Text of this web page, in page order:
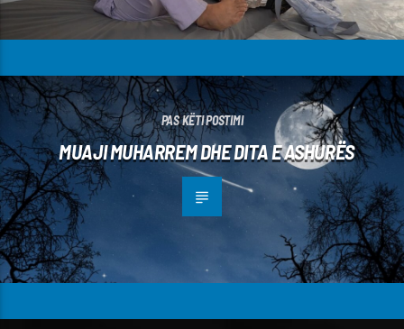
PAS KËTI POSTIMI
MUAJI MUHARREM DHE DITA E ASHURËS